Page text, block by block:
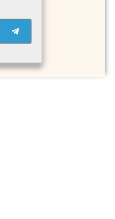
SHARE